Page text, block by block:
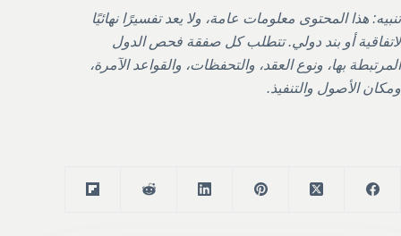
تنبيه: هذا المحتوى معلومات عامة، ولا يعد تفسيرًا نهائيًا
لاتفاقية أو بند دولي. تتطلب كل صفقة فحص الدول
المرتبطة بها، ونوع العقد، والتحفظات، والقواعد الآمرة،
ومكان الأصول والتنفيذ.